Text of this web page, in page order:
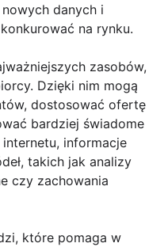
danych i
na rynku.
zasobów,
Dzięki nim mogą
dostosować ofertę
bardziej świadome
informacje
takich jak analizy
czy zachowania
które pomaga w